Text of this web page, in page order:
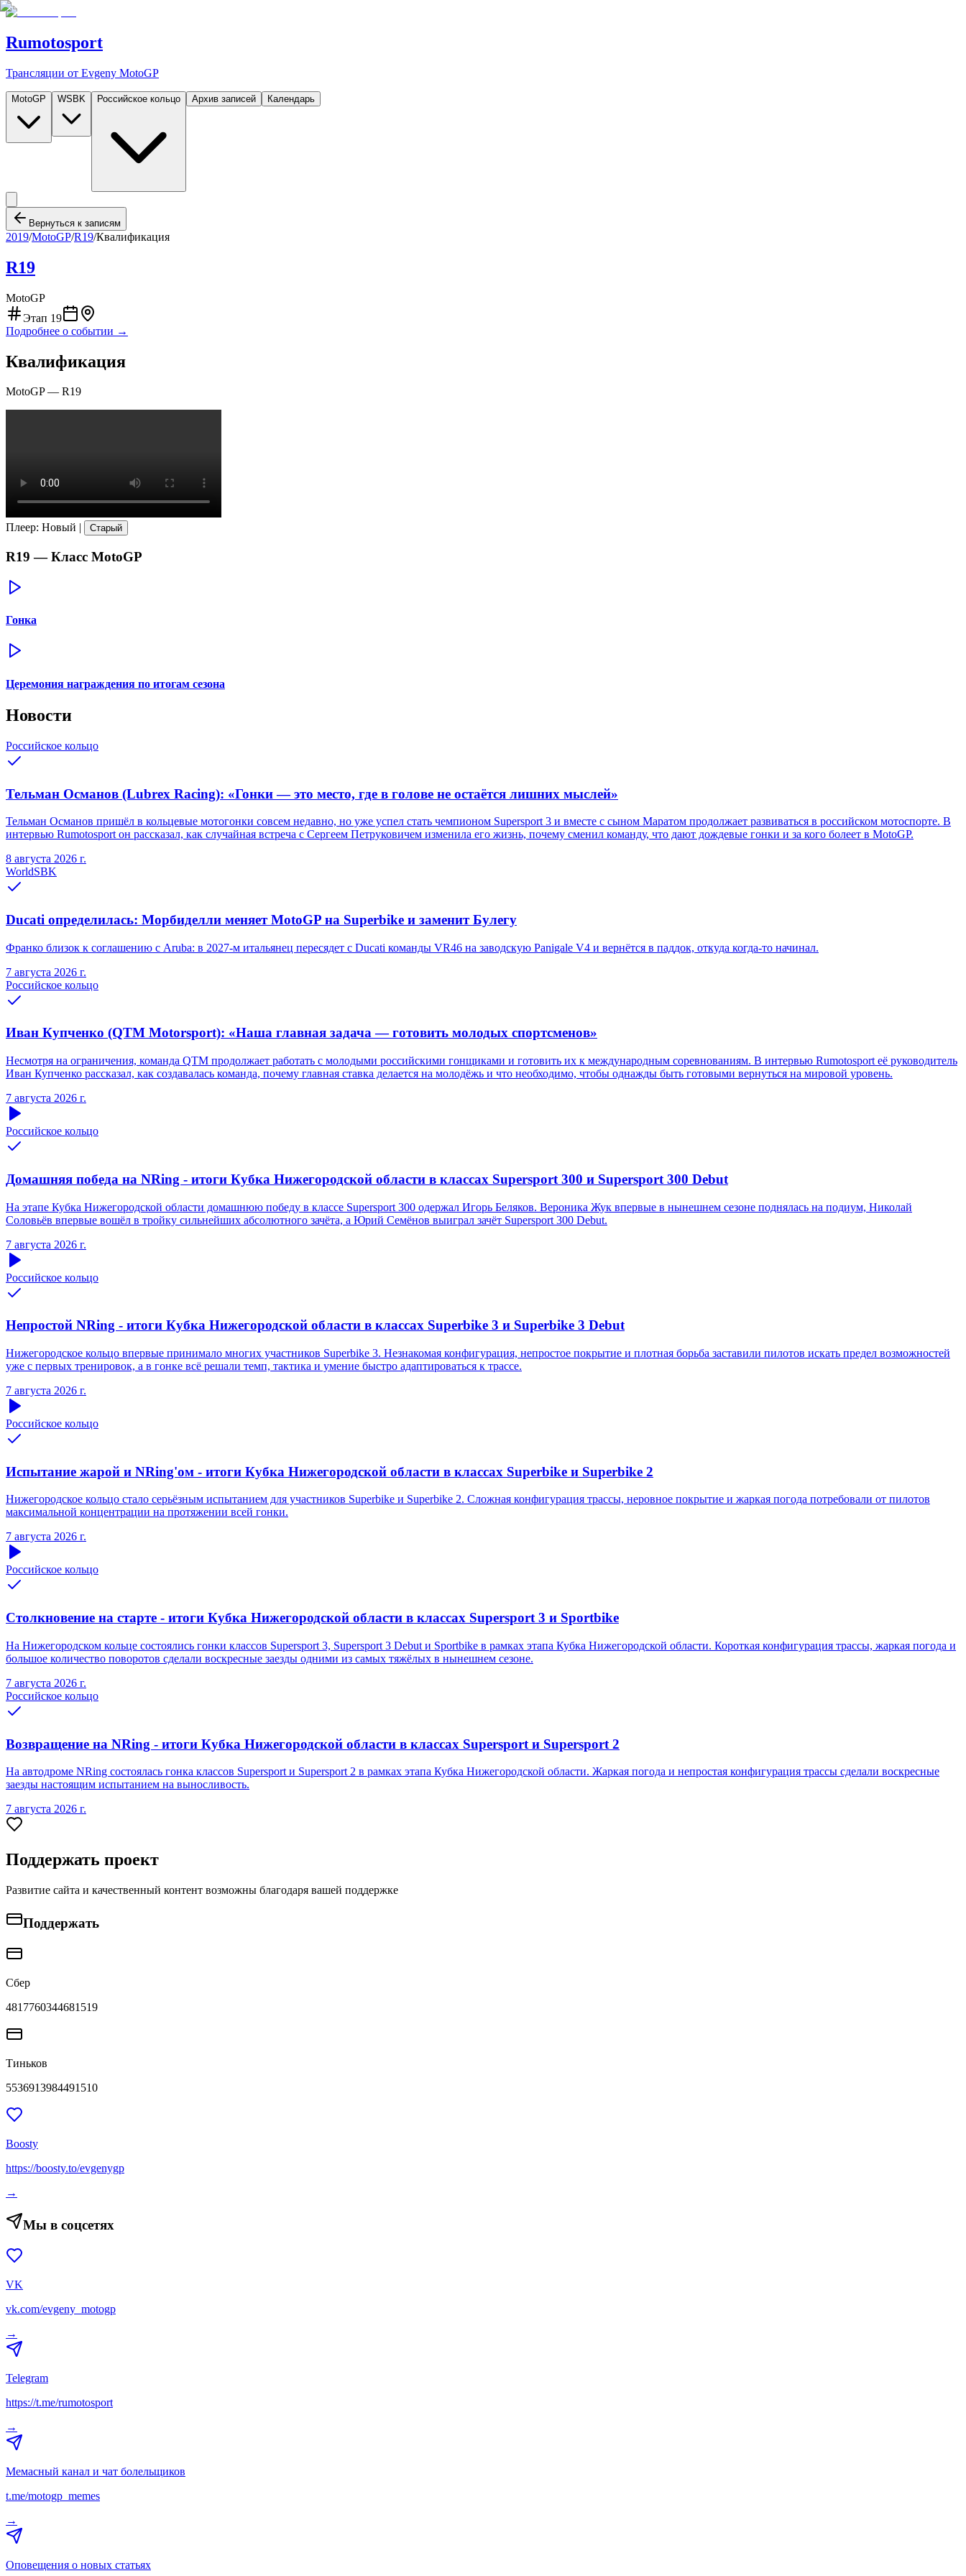
Rumotosport
Трансляции от Evgeny MotoGP
MotoGP WSBK Российское кольцо Архив записей Календарь
Вернуться к записям
2019/MotoGP/R19/Квалификация
R19
MotoGP
Этап 19
Подробнее о событии →
Квалификация
MotoGP— R19
Плеер: Новый | Старый
R19 — Класс MotoGP
Гонка
Церемония награждения по итогам сезона
Новости
Российское кольцо
Тельман Османов (Lubrex Racing): «Гонки — это место, где в голове не остаётся лишних мыслей»
Тельман Османов пришёл в кольцевые мотогонки совсем недавно, но уже успел стать чемпионом Supersport 3 и вместе с сыном Маратом продолжает развиваться в российском мотоспорте. В
интервью Rumotosport он рассказал, как случайная встреча с Сергеем Петруковичем изменила его жизнь, почему сменил команду, что дают дождевые гонки и за кого болеет в MotoGP.
8 августа 2026 г.
WorldSBK
Ducati определилась: Морбиделли меняет MotoGP на Superbike и заменит Булегу
Франко близок к соглашению с Aruba: в 2027-м итальянец пересядет с Ducati команды VR46 на заводскую Panigale V4 и вернётся в паддок, откуда когда-то начинал.
7 августа 2026 г.
Российское кольцо
Иван Купченко (QTM Motorsport): «Наша главная задача — готовить молодых спортсменов»
Несмотря на ограничения, команда QTM продолжает работать с молодыми российскими гонщиками и готовить их к международным соревнованиям. В интервью Rumotosport её руководитель
Иван Купченко рассказал, как создавалась команда, почему главная ставка делается на молодёжь и что необходимо, чтобы однажды быть готовыми вернуться на мировой уровень.
7 августа 2026 г.
Российское кольцо
Домашняя победа на NRing - итоги Кубка Нижегородской области в классах Supersport 300 и Supersport 300 Debut
На этапе Кубка Нижегородской области домашнюю победу в классе Supersport 300 одержал Игорь Беляков. Вероника Жук впервые в нынешнем сезоне поднялась на подиум, Николай
Соловьёв впервые вошёл в тройку сильнейших абсолютного зачёта, а Юрий Семёнов выиграл зачёт Supersport 300 Debut.
7 августа 2026 г.
Российское кольцо
Непростой NRing - итоги Кубка Нижегородской области в классах Superbike 3 и Superbike 3 Debut
Нижегородское кольцо впервые принимало многих участников Superbike 3. Незнакомая конфигурация, непростое покрытие и плотная борьба заставили пилотов искать предел возможностей
уже с первых тренировок, а в гонке всё решали темп, тактика и умение быстро адаптироваться к трассе.
7 августа 2026 г.
Российское кольцо
Испытание жарой и NRing'ом - итоги Кубка Нижегородской области в классах Superbike и Superbike 2
Нижегородское кольцо стало серьёзным испытанием для участников Superbike и Superbike 2. Сложная конфигурация трассы, неровное покрытие и жаркая погода потребовали от пилотов
максимальной концентрации на протяжении всей гонки.
7 августа 2026 г.
Российское кольцо
Столкновение на старте - итоги Кубка Нижегородской области в классах Supersport 3 и Sportbike
На Нижегородском кольце состоялись гонки классов Supersport 3, Supersport 3 Debut и Sportbike в рамках этапа Кубка Нижегородской области. Короткая конфигурация трассы, жаркая погода и
большое количество поворотов сделали воскресные заезды одними из самых тяжёлых в нынешнем сезоне.
7 августа 2026 г.
Российское кольцо
Возвращение на NRing - итоги Кубка Нижегородской области в классах Supersport и Supersport 2
На автодроме NRing состоялась гонка классов Supersport и Supersport 2 в рамках этапа Кубка Нижегородской области. Жаркая погода и непростая конфигурация трассы сделали воскресные
заезды настоящим испытанием на выносливость.
7 августа 2026 г.
Поддержать проект
Развитие сайта и качественный контент возможны благодаря вашей поддержке
Поддержать
Сбер
4817760344681519
Тиньков
5536913984491510
Boosty
https://boosty.to/evgenygp
→
Мы в соцсетях
VK
vk.com/evgeny_motogp
→
Telegram
https://t.me/rumotosport
→
Мемасный канал и чат болельщиков
t.me/motogp_memes
→
Оповещения о новых статьях